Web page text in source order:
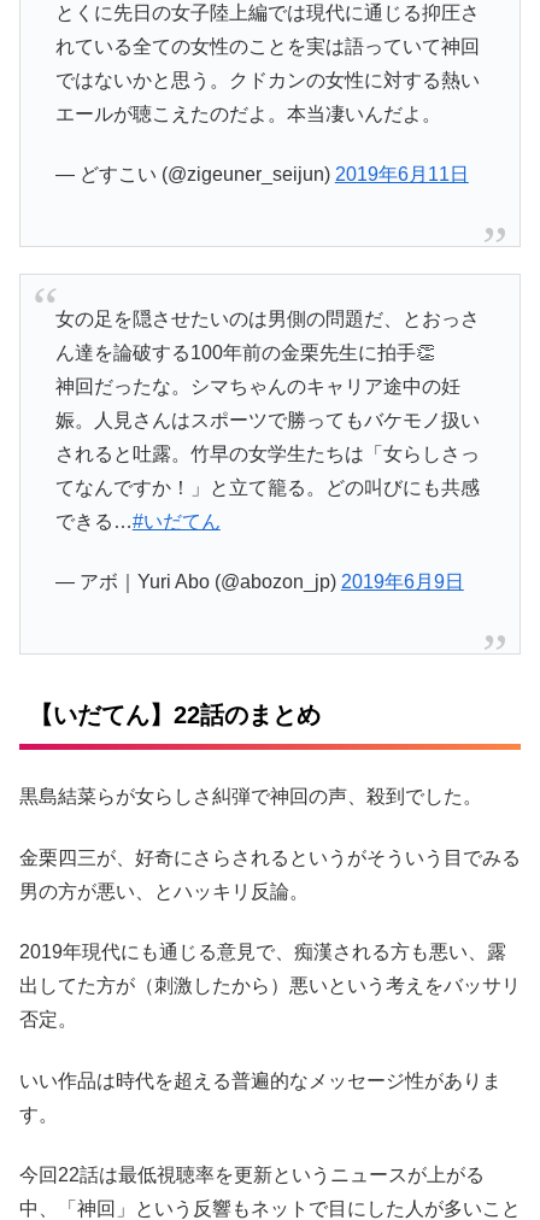
とくに先日の女子陸上編では現代に通じる抑圧さ
れている全ての女性のことを実は語っていて神回
ではないかと思う。クドカンの女性に対する熱い
エールが聴こえたのだよ。本当凄いんだよ。
— どすこい (@zigeuner_seijun) 2019年6月11日
女の足を隠させたいのは男側の問題だ、とおっさ
ん達を論破する100年前の金栗先生に拍手👏
神回だったな。シマちゃんのキャリア途中の妊
娠。人見さんはスポーツで勝ってもバケモノ扱い
されると吐露。竹早の女学生たちは「女らしさっ
てなんですか！」と立て籠る。どの叫びにも共感
できる…#いだてん
— アボ｜Yuri Abo (@abozon_jp) 2019年6月9日
【いだてん】22話のまとめ
黒島結菜らが女らしさ糾弾で神回の声、殺到でした。
金栗四三が、好奇にさらされるというがそういう目でみる
男の方が悪い、とハッキリ反論。
2019年現代にも通じる意見で、痴漢される方も悪い、露
出してた方が（刺激したから）悪いという考えをバッサリ
否定。
いい作品は時代を超える普遍的なメッセージ性がありま
す。
今回22話は最低視聴率を更新というニュースが上がる
中、「神回」という反響もネットで目にした人が多いこと